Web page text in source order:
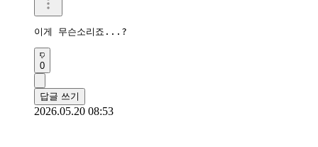
이게 무슨소리죠...?
0
답글 쓰기
2026.05.20 08:53